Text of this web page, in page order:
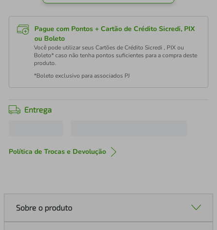
Pague com Pontos + Cartão de Crédito Sicredi, PIX
ou Boleto
Você pode utilizar seus Cartões de Crédito Sicredi , PIX ou
Boleto* caso não tenha pontos suficientes para a compra deste
produto.
*Boleto exclusivo para associados PJ
Entrega
Política de Trocas e Devolução
Sobre o produto